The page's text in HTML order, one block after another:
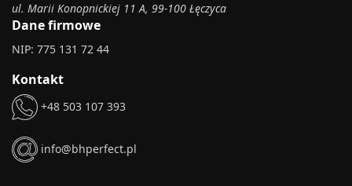
ul. Marii Konopnickiej 11 A, 99-100 Łęczyca
Dane firmowe
NIP: 775 131 72 44
Kontakt
+48 503 107 393
info@bhperfect.pl